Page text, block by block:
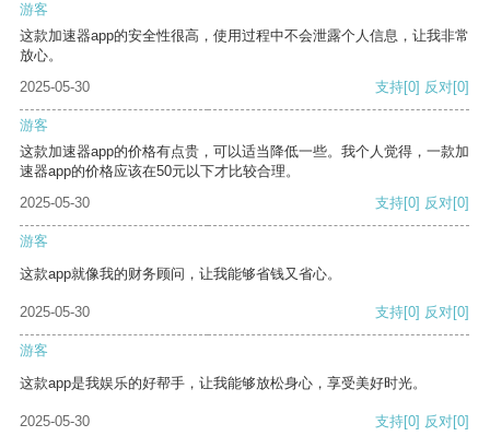
游客
这款加速器app的安全性很高，使用过程中不会泄露个人信息，让我非常
放心。
2025-05-30
支持[0] 反对[0]
游客
这款加速器app的价格有点贵，可以适当降低一些。我个人觉得，一款加
速器app的价格应该在50元以下才比较合理。
2025-05-30
支持[0] 反对[0]
游客
这款app就像我的财务顾问，让我能够省钱又省心。
2025-05-30 支持[0] 反对[0]
游客
这款app是我娱乐的好帮手，让我能够放松身心，享受美好时光。
2025-05-30 支持[0] 反对[0]